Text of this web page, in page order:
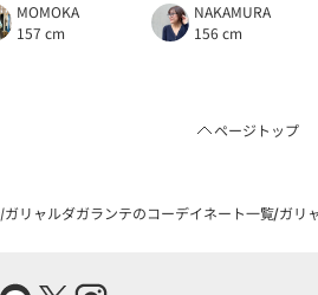
MOMOKA
157 cm
NAKAMURA
156 cm
ページトップ
ガリャルダガランテのコーデイネート一覧 ガリ